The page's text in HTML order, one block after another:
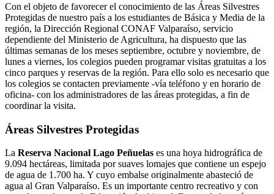
Con el objeto de favorecer el conocimiento de las Áreas Silvestres
Protegidas de nuestro país a los estudiantes de Básica y Media de la
región, la Dirección Regional CONAF Valparaíso, servicio
dependiente del Ministerio de Agricultura, ha dispuesto que las
últimas semanas de los meses septiembre, octubre y noviembre, de
lunes a viernes, los colegios pueden programar visitas gratuitas a los
cinco parques y reservas de la región. Para ello solo es necesario que
los colegios se contacten previamente -vía teléfono y en horario de
oficina- con los administradores de las áreas protegidas, a fin de
coordinar la visita.
Áreas Silvestres Protegidas
La Reserva Nacional Lago Peñuelas es una hoya hidrográfica de
9.094 hectáreas, limitada por suaves lomajes que contiene un espejo
de agua de 1.700 ha. Y cuyo embalse originalmente abasteció de
agua al Gran Valparaíso. Es un importante centro recreativo y con